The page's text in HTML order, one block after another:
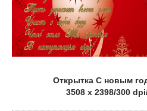
Открытка С новым
3508 x 2398/300